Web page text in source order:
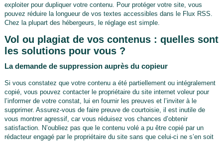
exploiter pour dupliquer votre contenu. Pour protéger votre site, vous
pouvez réduire la longueur de vos textes accessibles dans le Flux RSS.
Chez la plupart des hébergeurs, le réglage est simple.
Vol ou plagiat de vos contenus : quelles sont
les solutions pour vous ?
La demande de suppression auprès du copieur
Si vous constatez que votre contenu a été partiellement ou intégralement
copié, vous pouvez contacter le propriétaire du site internet voleur pour
l’informer de votre constat, lui en fournir les preuves et l’inviter à le
supprimer. Assurez-vous de faire preuve de courtoisie, il est inutile de
vous montrer agressif, car vous réduisez vos chances d’obtenir
satisfaction. N’oubliez pas que le contenu volé a pu être copié par un
rédacteur engagé par le propriétaire du site sans que celui-ci ne s’en soit